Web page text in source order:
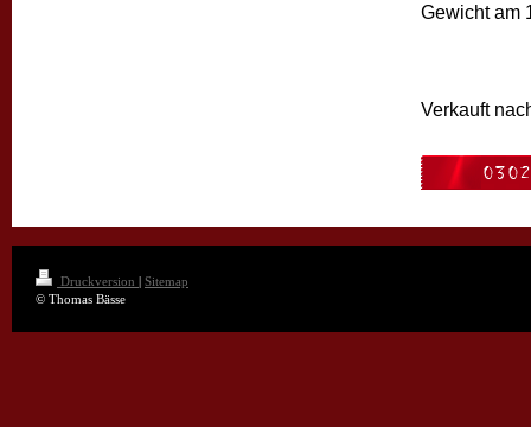
Gewicht
Verkauft
Druckversion
Sitemap
© Thomas Bässe